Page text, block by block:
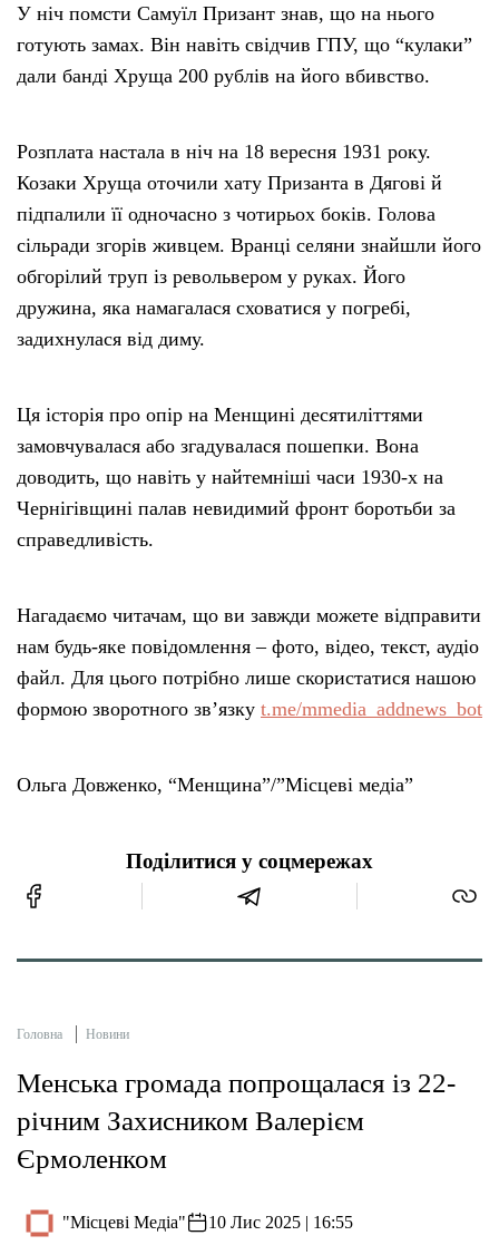
У ніч помсти Самуїл Призант знав, що на нього
готують замах. Він навіть свідчив ГПУ, що “кулаки”
дали банді Хруща 200 рублів на його вбивство.
Розплата настала в ніч на 18 вересня 1931 року.
Козаки Хруща оточили хату Призанта в Дягові й
підпалили її одночасно з чотирьох боків. Голова
сільради згорів живцем. Вранці селяни знайшли його
обгорілий труп із револьвером у руках. Його
дружина, яка намагалася сховатися у погребі,
задихнулася від диму.
Ця історія про опір на Менщині десятиліттями
замовчувалася або згадувалася пошепки. Вона
доводить, що навіть у найтемніші часи 1930-х на
Чернігівщині палав невидимий фронт боротьби за
справедливість.
Нагадаємо читачам, що ви завжди можете відправити
нам будь-яке повідомлення – фото, відео, текст, аудіо
файл. Для цього потрібно лише скористатися нашою
формою зворотного зв’язку t.me/mmedia_addnews_bot
Ольга Довженко, “Менщина”/”Місцеві медіа”
Поділитися у соцмережах
Головна Новини
Менська громада попрощалася із 22-
річним Захисником Валерієм
Єрмоленком
"Місцеві Медіа" 10 Лис 2025 | 16:55